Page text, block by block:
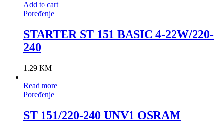
Add to cart
Poređenje
STARTER ST 151 BASIC 4-22W/220-
240
1.29 KM
Read more
Poređenje
ST 151/220-240 UNV1 OSRAM